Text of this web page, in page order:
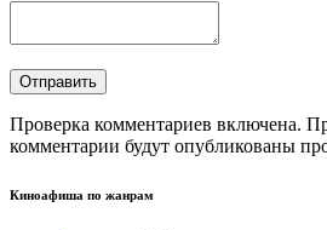
Проверка комментариев включена.
комментарии будут опубликованы
Киноафиша по жанрам